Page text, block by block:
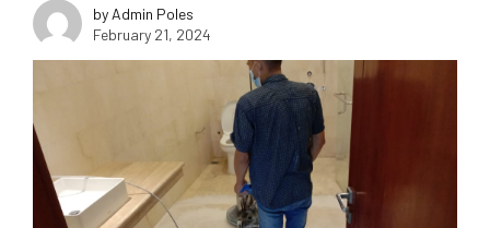
by Admin Poles
February 21, 2024